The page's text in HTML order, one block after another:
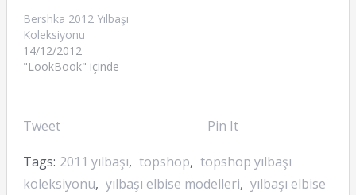
Bershka 2012 Yılbaşı
Koleksiyonu
14/12/2012
"LookBook" içinde
Tweet Pin It
Tags: 2011 yılbaşı, topshop, topshop yılbaşı
koleksiyonu, yılbaşı elbise modelleri, yılbaşı elbise